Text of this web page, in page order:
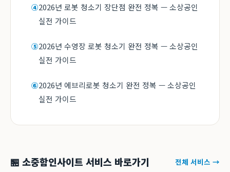
④2026년 로봇 청소기 장단점 완전 정복 — 소상공인
실전 가이드
⑤2026년 수영장 로봇 청소기 완전 정복 — 소상공인
실전 가이드
⑥2026년 에브리로봇 청소기 완전 정복 — 소상공인
실전 가이드
🏪 소중함인사이트 서비스 바로가기 전체 서비스 →